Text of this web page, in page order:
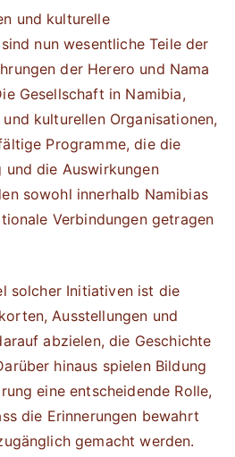
und kulturelle
nun wesentliche Teile der
der Herero und Nama
Gesellschaft in Namibia,
kulturellen Organisationen,
Programme, die die
und die Auswirkungen
sowohl innerhalb Namibias
Verbindungen getragen
solcher Initiativen ist die
Ausstellungen und
abzielen, die Geschichte
hinaus spielen Bildung
eine entscheidende Rolle,
die Erinnerungen bewahrt
gemacht werden.